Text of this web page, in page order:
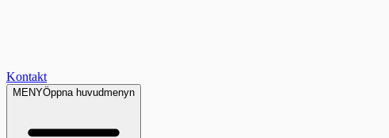
Kontakt
MENYÖppna huvudmenyn